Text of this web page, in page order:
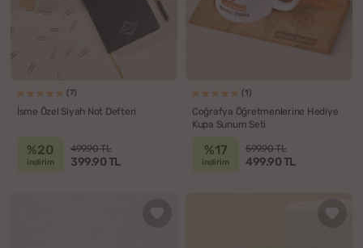
(7)
İsme Özel Siyah Not Defteri
%20
indirim
499.90 TL
399.90 TL
(1)
Coğrafya Öğretmenlerine Hediye
Kupa Sunum Seti
%17
indirim
599.90 TL
499.90 TL